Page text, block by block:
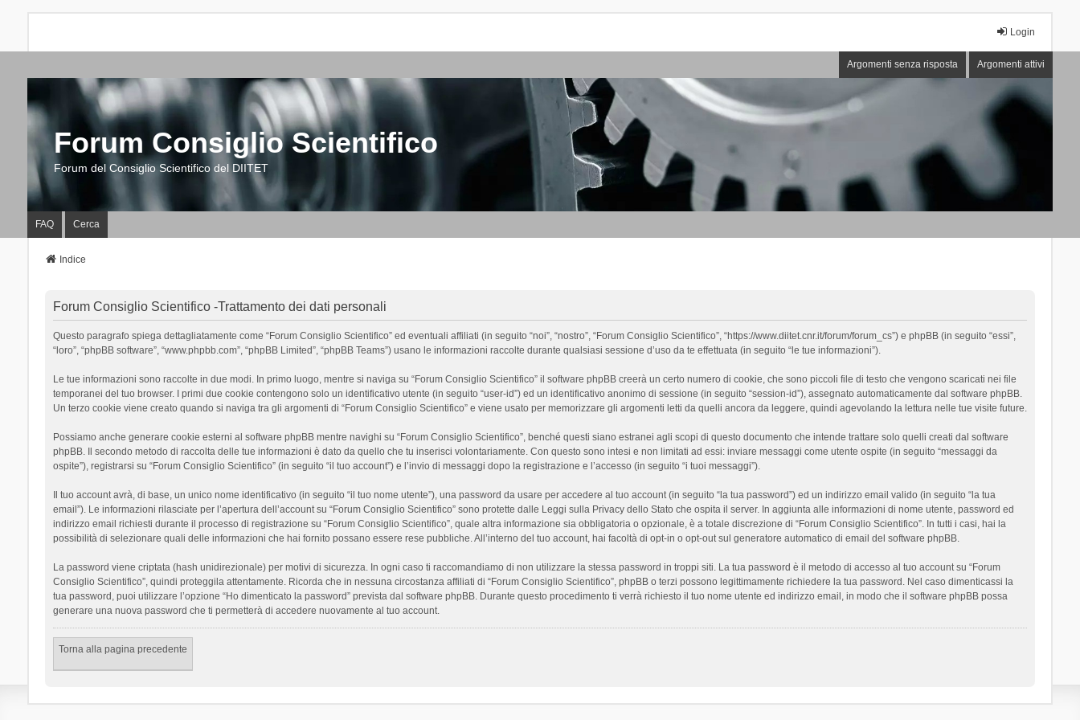
Login
Argomenti senza risposta Argomenti attivi
Forum Consiglio Scientifico
Forum del Consiglio Scientifico del DIITET
FAQ Cerca
Indice
Forum Consiglio Scientifico -Trattamento dei dati personali
Questo paragrafo spiega dettagliatamente come “Forum Consiglio Scientifico” ed eventuali affiliati (in seguito “noi”, “nostro”, “Forum Consiglio Scientifico”, “https://www.diitet.cnr.it/forum/forum_cs”) e phpBB (in seguito “essi”,
“loro”, “phpBB software”, “www.phpbb.com”, “phpBB Limited”, “phpBB Teams”) usano le informazioni raccolte durante qualsiasi sessione d’uso da te effettuata (in seguito “le tue informazioni”).
Le tue informazioni sono raccolte in due modi. In primo luogo, mentre si naviga su “Forum Consiglio Scientifico” il software phpBB creerà un certo numero di cookie, che sono piccoli file di testo che vengono scaricati nei file
temporanei del tuo browser. I primi due cookie contengono solo un identificativo utente (in seguito “user-id”) ed un identificativo anonimo di sessione (in seguito “session-id”), assegnato automaticamente dal software phpBB.
Un terzo cookie viene creato quando si naviga tra gli argomenti di “Forum Consiglio Scientifico” e viene usato per memorizzare gli argomenti letti da quelli ancora da leggere, quindi agevolando la lettura nelle tue visite future.
Possiamo anche generare cookie esterni al software phpBB mentre navighi su “Forum Consiglio Scientifico”, benché questi siano estranei agli scopi di questo documento che intende trattare solo quelli creati dal software
phpBB. Il secondo metodo di raccolta delle tue informazioni è dato da quello che tu inserisci volontariamente. Con questo sono intesi e non limitati ad essi: inviare messaggi come utente ospite (in seguito “messaggi da
ospite”), registrarsi su “Forum Consiglio Scientifico” (in seguito “il tuo account”) e l’invio di messaggi dopo la registrazione e l’accesso (in seguito “i tuoi messaggi”).
Il tuo account avrà, di base, un unico nome identificativo (in seguito “il tuo nome utente”), una password da usare per accedere al tuo account (in seguito “la tua password”) ed un indirizzo email valido (in seguito “la tua
email”). Le informazioni rilasciate per l’apertura dell’account su “Forum Consiglio Scientifico” sono protette dalle Leggi sulla Privacy dello Stato che ospita il server. In aggiunta alle informazioni di nome utente, password ed
indirizzo email richiesti durante il processo di registrazione su “Forum Consiglio Scientifico”, quale altra informazione sia obbligatoria o opzionale, è a totale discrezione di “Forum Consiglio Scientifico”. In tutti i casi, hai la
possibilità di selezionare quali delle informazioni che hai fornito possano essere rese pubbliche. All’interno del tuo account, hai facoltà di opt-in o opt-out sul generatore automatico di email del software phpBB.
La password viene criptata (hash unidirezionale) per motivi di sicurezza. In ogni caso ti raccomandiamo di non utilizzare la stessa password in troppi siti. La tua password è il metodo di accesso al tuo account su “Forum
Consiglio Scientifico”, quindi proteggila attentamente. Ricorda che in nessuna circostanza affiliati di “Forum Consiglio Scientifico”, phpBB o terzi possono legittimamente richiedere la tua password. Nel caso dimenticassi la
tua password, puoi utilizzare l’opzione “Ho dimenticato la password” prevista dal software phpBB. Durante questo procedimento ti verrà richiesto il tuo nome utente ed indirizzo email, in modo che il software phpBB possa
generare una nuova password che ti permetterà di accedere nuovamente al tuo account.
Torna alla pagina precedente